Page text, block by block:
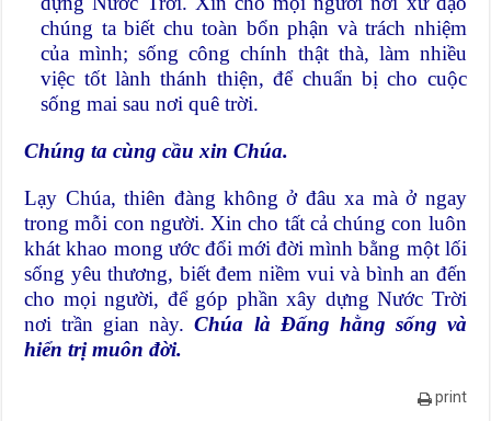
chúng ta biết chu toàn bổn phận và trách nhiệm
của mình; sống công chính thật thà, làm nhiều
việc tốt lành thánh thiện, để chuẩn bị cho cuộc
sống mai sau nơi quê trời.
Chúng ta cùng cầu xin Chúa.
Lạy Chúa, thiên đàng không ở đâu xa mà ở ngay
trong mỗi con người. Xin cho tất cả chúng con luôn
khát khao mong ước đổi mới đời mình bằng một lối
sống yêu thương, biết đem niềm vui và bình an đến
cho mọi người, để góp phần xây dựng Nước Trời
nơi trần gian này.Chúa là Đấng hằng sống và
hiển trị muôn đời.
print